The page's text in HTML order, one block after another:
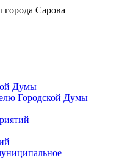
Сарова
Думы
Городской Думы